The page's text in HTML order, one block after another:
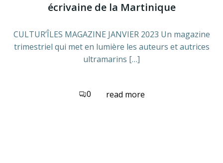
écrivaine de la Martinique
CULTUR’ÎLES MAGAZINE JANVIER 2023 Un magazine
trimestriel qui met en lumière les auteurs et autrices
ultramarins […]
0 read more